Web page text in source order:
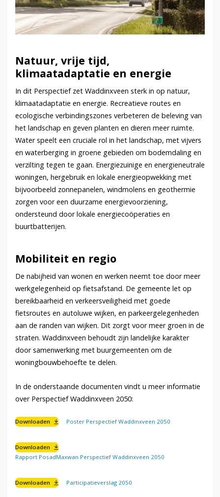
Natuur, vrije tijd,
klimaatadaptatie en energie
In dit Perspectief zet Waddinxveen sterk in op natuur,
klimaatadaptatie en energie. Recreatieve routes en
ecologische verbindingszones verbeteren de beleving van
het landschap en geven planten en dieren meer ruimte.
Water speelt een cruciale rol in het landschap, met vijvers
en waterberging in groene gebieden om bodemdaling en
verzilting tegen te gaan. Energiezuinige en energieneutrale
woningen, hergebruik en lokale energieopwekking met
bijvoorbeeld zonnepanelen, windmolens en geothermie
zorgen voor een duurzame energievoorziening,
ondersteund door lokale energiecoöperaties en
buurtbatterijen.
Mobiliteit en regio
De nabijheid van wonen en werken neemt toe door meer
werkgelegenheid op fietsafstand. De gemeente let op
bereikbaarheid en verkeersveiligheid met goede
fietsroutes en autoluwe wijken, en parkeergelegenheden
aan de randen van wijken. Dit zorgt voor meer groen in de
straten. Waddinxveen behoudt zijn landelijke karakter
door samenwerking met buurgemeenten om de
woningbouwbehoefte te delen.
In de onderstaande documenten vindt u meer informatie
over Perspectief Waddinxveen 2050:
Poster Perspectief Waddinxveen 2050
Downloaden
Rapport PosadMaxwan Perspectief Waddinxveen 2050
Downloaden
Participatieverslag 2050
Downloaden